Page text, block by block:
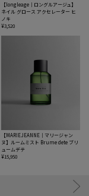
【longleage｜ロングルアージュ】
ネイル グロース アクセレーター ヒ
ノキ
¥3,520
【MARIEJEANNE｜マリージャン
ヌ】ルームミスト Brume dete ブリ
ュームデテ
¥15,950